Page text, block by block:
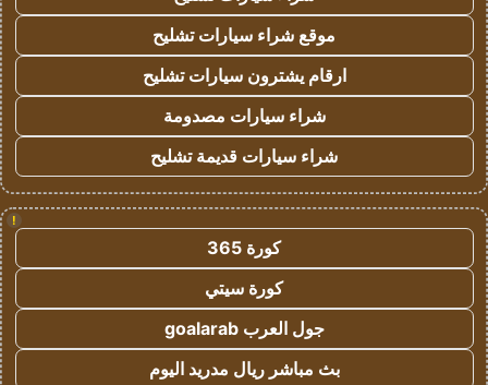
موقع شراء سيارات تشليح
ارقام يشترون سيارات تشليح
شراء سيارات مصدومة
شراء سيارات قديمة تشليح
!
كورة 365
كورة سيتي
جول العرب goalarab
بث مباشر ريال مدريد اليوم